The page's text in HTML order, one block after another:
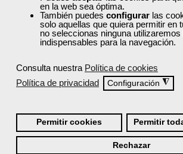
en la web sea óptima.
También puedes configurar las
solo aquellas que quiera permitir en
no seleccionas ninguna
indispensables para la navegación.
Consulta nuestra Política de cookies
Política de privacidad
Configuración ◮
Permitir cookies Permitir
Rechazar
Cursos Femxa
Psicomotricidad en el